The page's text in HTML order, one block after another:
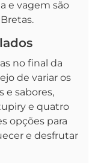
e vagem são
no final da
de variar os
e sabores,
e quatro
opções para
e desfrutar